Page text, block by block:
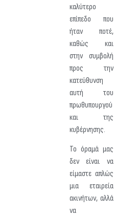
καλύτερο
επίπεδο που
ήταν ποτέ,
καθώς και
στην συμβολή
προς την
κατεύθυνση
αυτή του
πρωθυπουργού
και της
κυβέρνησης.
Το όραμά μας
δεν είναι να
είμαστε απλώς
μια εταιρεία
ακινήτων, αλλά
να